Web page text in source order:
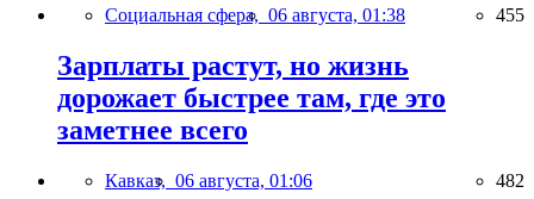
Социальная сфера, 06 августа, 01:38 455
Зарплаты растут, но жизнь
дорожает быстрее там, где это
заметнее всего
Кавказ, 06 августа, 01:06 482